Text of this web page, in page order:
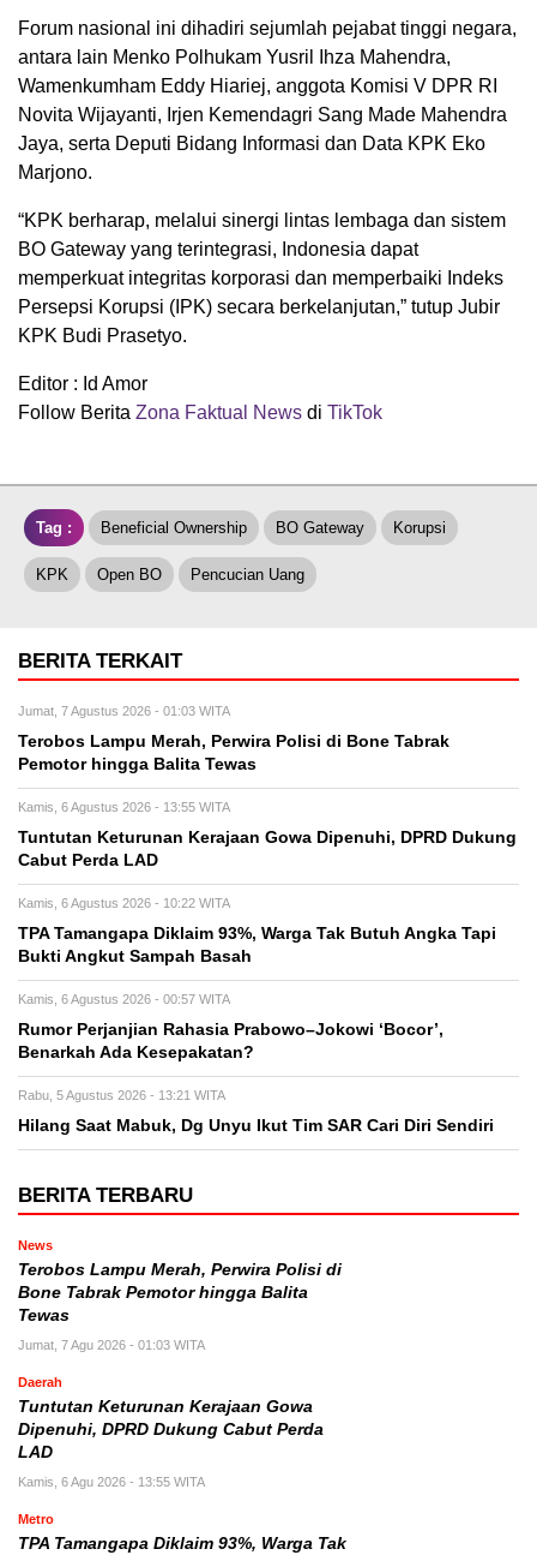
Forum nasional ini dihadiri sejumlah pejabat tinggi negara,
antara lain Menko Polhukam Yusril Ihza Mahendra,
Wamenkumham Eddy Hiariej, anggota Komisi V DPR RI
Novita Wijayanti, Irjen Kemendagri Sang Made Mahendra
Jaya, serta Deputi Bidang Informasi dan Data KPK Eko
Marjono.
“KPK berharap, melalui sinergi lintas lembaga dan sistem
BO Gateway yang terintegrasi, Indonesia dapat
memperkuat integritas korporasi dan memperbaiki Indeks
Persepsi Korupsi (IPK) secara berkelanjutan,” tutup Jubir
KPK Budi Prasetyo.
Editor : Id Amor
Follow Berita Zona Faktual News di TikTok
Tag : Beneficial Ownership BO Gateway Korupsi
KPK Open BO Pencucian Uang
BERITA TERKAIT
Jumat, 7 Agustus 2026 - 01:03 WITA
Terobos Lampu Merah, Perwira Polisi di Bone Tabrak
Pemotor hingga Balita Tewas
Kamis, 6 Agustus 2026 - 13:55 WITA
Tuntutan Keturunan Kerajaan Gowa Dipenuhi, DPRD Dukung
Cabut Perda LAD
Kamis, 6 Agustus 2026 - 10:22 WITA
TPA Tamangapa Diklaim 93%, Warga Tak Butuh Angka Tapi
Bukti Angkut Sampah Basah
Kamis, 6 Agustus 2026 - 00:57 WITA
Rumor Perjanjian Rahasia Prabowo–Jokowi ‘Bocor’,
Benarkah Ada Kesepakatan?
Rabu, 5 Agustus 2026 - 13:21 WITA
Hilang Saat Mabuk, Dg Unyu Ikut Tim SAR Cari Diri Sendiri
BERITA TERBARU
News
Terobos Lampu Merah, Perwira Polisi di
Bone Tabrak Pemotor hingga Balita
Tewas
Jumat, 7 Agu 2026 - 01:03 WITA
Daerah
Tuntutan Keturunan Kerajaan Gowa
Dipenuhi, DPRD Dukung Cabut Perda
LAD
Kamis, 6 Agu 2026 - 13:55 WITA
Metro
TPA Tamangapa Diklaim 93%, Warga Tak